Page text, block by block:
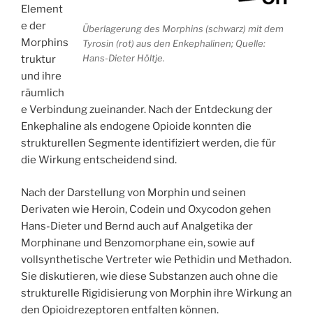
Überlagerung des Morphins (schwarz) mit dem
Tyrosin (rot) aus den Enkephalinen; Quelle:
Hans-Dieter Höltje.
Element
e der
Morphins
truktur
und ihre
räumlich
e Verbindung zueinander. Nach der Entdeckung der
Enkephaline als endogene Opioide konnten die
strukturellen Segmente identifiziert werden, die für
die Wirkung entscheidend sind.
Nach der Darstellung von Morphin und seinen
Derivaten wie Heroin, Codein und Oxycodon gehen
Hans-Dieter und Bernd auch auf Analgetika der
Morphinane und Benzomorphane ein, sowie auf
vollsynthetische Vertreter wie Pethidin und Methadon.
Sie diskutieren, wie diese Substanzen auch ohne die
strukturelle Rigidisierung von Morphin ihre Wirkung an
den Opioidrezeptoren entfalten können.